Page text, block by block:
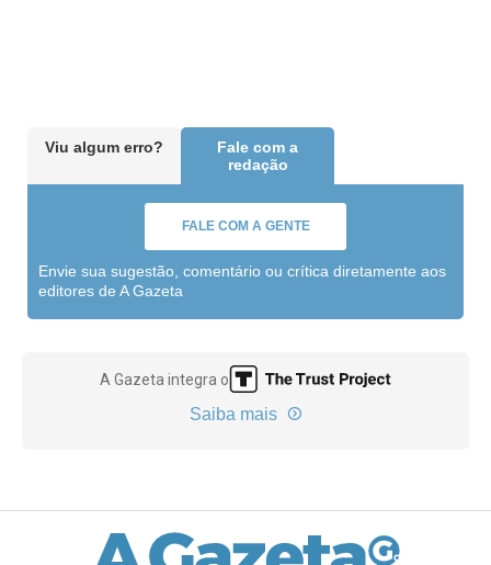
Viu algum erro?
Fale com a
redação
FALE COM A GENTE
Envie sua sugestão, comentário ou crítica diretamente aos
editores de A Gazeta
A Gazeta integra o
Saiba mais